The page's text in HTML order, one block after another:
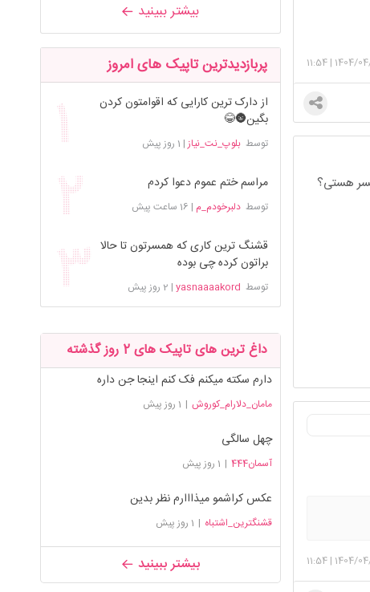
1404/
|
11:54
هستی؟
1404/
|
11:54
بیشتر ببینید
پربازدیدترین تاپیک های امروز
از دارک ترین کارایی که اقوامتون کردن
بگین🌚😂
توسطبلوپ_نت_نیاز| 1 روز پیش
مراسم ختم عموم دعوا کردم
توسطدلبرخودم_م | 16 ساعت پیش
قشنگ ترین کاری که همسرتون تا حالا
براتون کرده چی بوده
توسط yasnaaaakord
| 2 روز پیش
داغ ترین های تاپیک های 2 روز گذشته
دارم سکته میکنم فک کنم اینجا جن داره
مامان_دلارام_کوروش | 1 روز پیش
چهل سالگی
آسمان444 | 1 روز پیش
عکس کراشمو میذااارم نظر بدین
قشنگترین_اشتباه | 1 روز پیش
بیشتر ببینید